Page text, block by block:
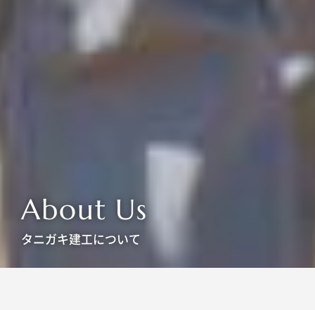
About Us
タニガキ建工について